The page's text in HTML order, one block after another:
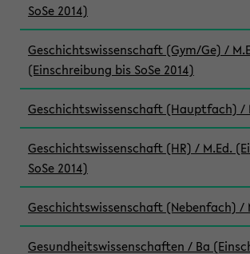
SoSe 2014)
Geschichtswissenschaft (Gym/Ge) /
(Einschreibung bis SoSe 2014)
Geschichtswissenschaft (Hauptfach) /
Geschichtswissenschaft (HR) / M.Ed.
SoSe 2014)
Geschichtswissenschaft (Nebenfach) /
Gesundheitswissenschaften / Ba